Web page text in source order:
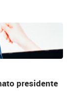
presidente